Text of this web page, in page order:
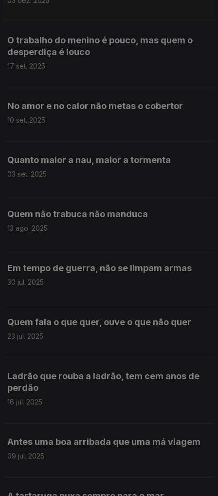
O trabalho do menino é pouco, mas quem o
desperdiça é louco
17 set. 2025
No amor e no calor não metas o cobertor
10 set. 2025
Quanto maior a nau, maior a tormenta
03 set. 2025
Quem não trabuca não manduca
13 ago. 2025
Em tempo de guerra, não se limpam armas
30 jul. 2025
Quem fala o que quer, ouve o que não quer
23 jul. 2025
Ladrão que rouba a ladrão, tem cem anos de
perdão
16 jul. 2025
Antes uma boa arribada que uma má viagem
09 jul. 2025